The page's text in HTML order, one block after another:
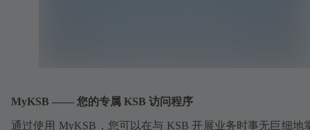
MyKSB —— 您的专属 KSB 访问程序
通过使用 MyKSB，您可以在与 KSB 开展业务时事无巨细地